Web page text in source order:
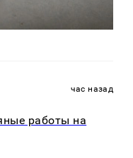
час назад
работы на